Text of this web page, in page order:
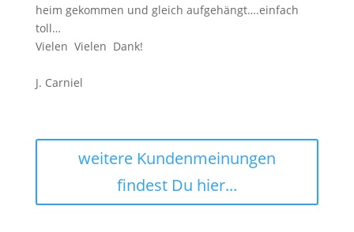
heim gekommen und gleich aufgehängt….einfach
toll…
Vielen Vielen Dank!
J. Carniel
weitere Kundenmeinungen
findest Du hier...